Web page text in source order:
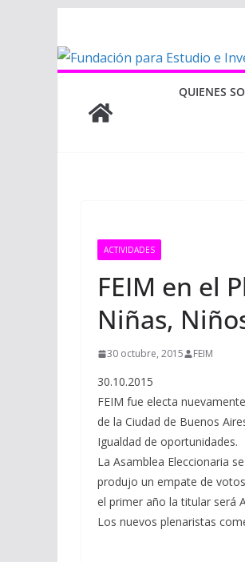
contenido
QUIENES
ACTIVIDADES
FEIM en el
Niñas,
30 octubre, 2015 FEIM
30.10.2015
FEIM fue electa
de la Ciudad de Buenos
Igualdad de oportunidades.
La Asamblea Eleccionaria
produjo un empate de
el primer año la titular será
Los nuevos plenaristas